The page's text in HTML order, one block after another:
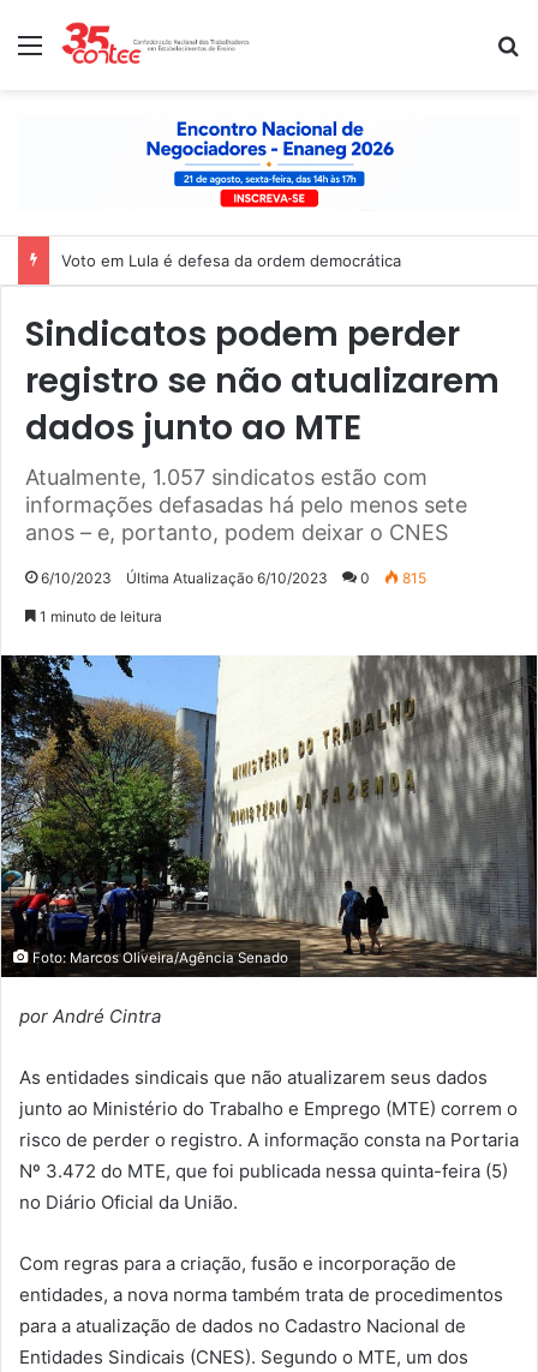
Menu
Voto em Lula é defesa da ordem democrática
Sindicatos podem perder
registro se não atualizarem
dados junto ao MTE
Atualmente, 1.057 sindicatos estão com
informações defasadas há pelo menos sete
anos – e, portanto, podem deixar o CNES
6/10/2023 Última Atualização 6/10/2023 0 815
1 minuto de leitura
Foto: Marcos Oliveira/Agência Senado
por André Cintra
As entidades sindicais que não atualizarem seus dados
junto ao Ministério do Trabalho e Emprego (MTE) correm o
risco de perder o registro. A informação consta na Portaria
Nº 3.472 do MTE, que foi publicada nessa quinta-feira (5)
no Diário Oficial da União.
Com regras para a criação, fusão e incorporação de
entidades, a nova norma também trata de procedimentos
para a atualização de dados no Cadastro Nacional de
Entidades Sindicais (CNES). Segundo o MTE, um dos